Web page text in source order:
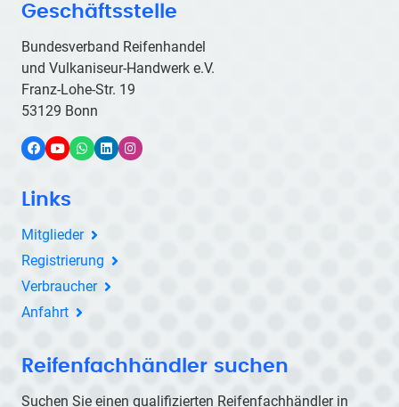
Geschäftsstelle
Bundesverband Reifenhandel
und Vulkaniseur-Handwerk e.V.
Franz-Lohe-Str. 19
53129 Bonn
FacebookYouTubeWhatsAppLinkedInInstagram
Links
Mitglieder
Registrierung
Verbraucher
Anfahrt
Reifenfachhändler suchen
Suchen Sie einen qualifizierten Reifenfachhändler in